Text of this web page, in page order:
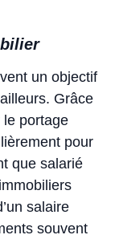
un objectif
Grâce
portage
pour
que salarié
salaire
souvent